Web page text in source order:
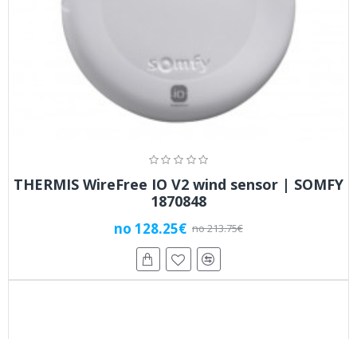
THERMIS WireFree IO V2 wind sensor | SOMFY
1870848
no 128.25€ no 213.75€